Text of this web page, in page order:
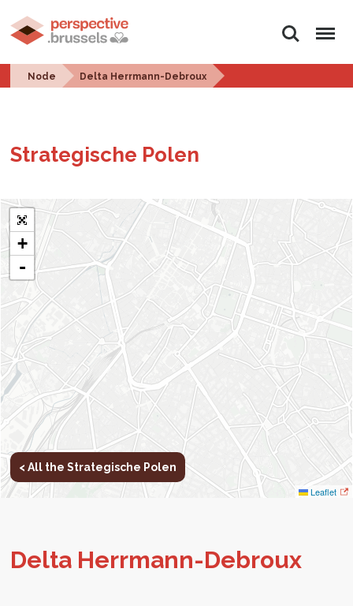
Search Menu
Node Delta Herrmann-Debroux
Strate­gis­che Polen
+
-
Leaflet
< All the Strategische Polen
Delta Her­rmann-De­broux